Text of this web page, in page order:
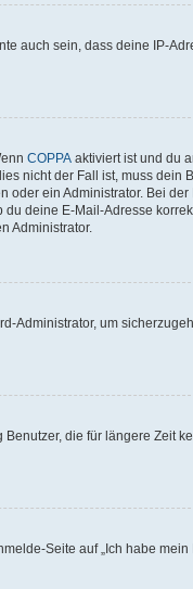
auch sein, dass deine IP-
COPPA aktiviert ist und du
nicht der Fall ist, muss dein
oder ein Administrator. Bei der
deine E-Mail-Adresse
Administrator.
Administrator, um
die für längere Zeit
Seite auf „Ich habe mein